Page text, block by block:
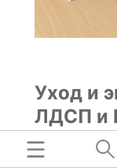
Уход и
ЛДСП и
Правила